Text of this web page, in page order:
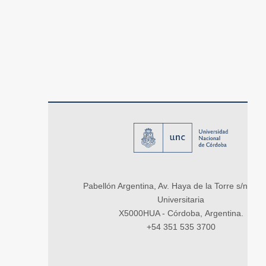
Pabellón Argentina, Av. Haya de la Torre s/n,
Universitaria
X5000HUA - Córdoba, Argentina.
+54 351 535 3700